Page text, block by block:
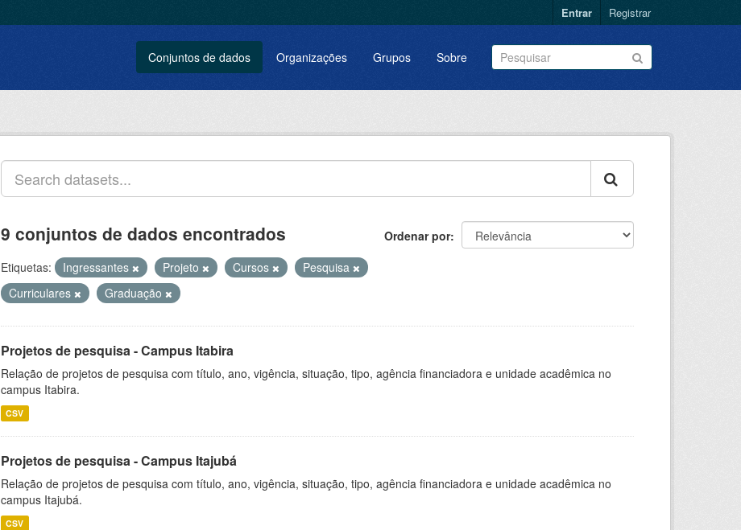
Entrar Registrar
Conjuntos de dados Organizações Grupos Sobre
Ordenar por
9 conjuntos de dados encontrados
Etiquetas: Ingressantes Projeto Cursos
Pesquisa
Curriculares
Graduação
Projetos de pesquisa - Campus Itabira
Relação de projetos de pesquisa com título, ano, vigência, situação, tipo, agência financiadora e unidade acadêmica no
campus Itabira.
CSV
Projetos de pesquisa - Campus Itajubá
Relação de projetos de pesquisa com título, ano, vigência, situação, tipo, agência financiadora e unidade acadêmica no
campus Itajubá.
CSV